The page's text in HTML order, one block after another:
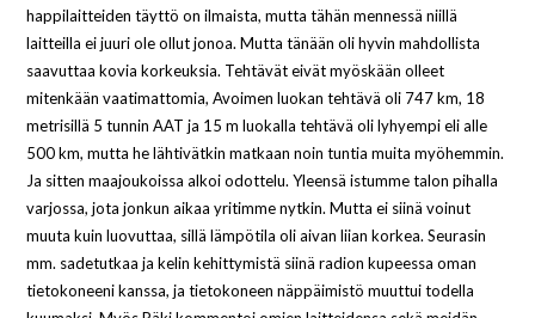
happilaitteiden täyttö on ilmaista, mutta tähän mennessä niillä
laitteilla ei juuri ole ollut jonoa. Mutta tänään oli hyvin mahdollista
saavuttaa kovia korkeuksia. Tehtävät eivät myöskään olleet
mitenkään vaatimattomia, Avoimen luokan tehtävä oli 747 km, 18
metrisillä 5 tunnin AAT ja 15 m luokalla tehtävä oli lyhyempi eli alle
500 km, mutta he lähtivätkin matkaan noin tuntia muita myöhemmin.
Ja sitten maajoukoissa alkoi odottelu. Yleensä istumme talon pihalla
varjossa, jota jonkun aikaa yritimme nytkin. Mutta ei siinä voinut
muuta kuin luovuttaa, sillä lämpötila oli aivan liian korkea. Seurasin
mm. sadetutkaa ja kelin kehittymistä siinä radion kupeessa oman
tietokoneeni kanssa, ja tietokoneen näppäimistö muuttui todella